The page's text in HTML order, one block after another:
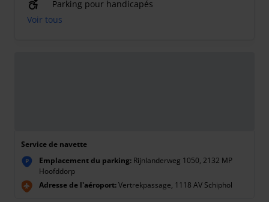
Parking pour handicapés
Voir tous
Service de navette
P Emplacement du parking: Rijnlanderweg 1050, 2132 MP
Hoofddorp
Adresse de l'aéroport:Vertrekpassage, 1118 AV Schiphol